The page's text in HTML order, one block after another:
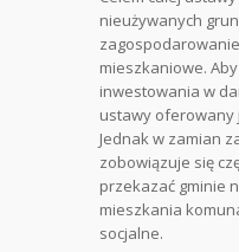
nieużywanych
mieszkaniowe.
inwestowania w
ustawy oferowany
Jednak w zamian
zobowiązuje się
przekazać gminie
mieszkania
socjalne.